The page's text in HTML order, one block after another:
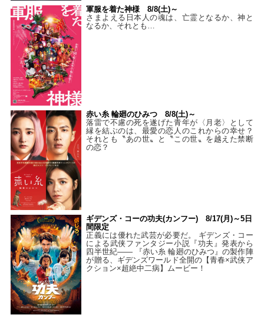
軍服を着た神様 8/8(土)～
さまよえる日本人の魂は、亡霊となるか、神と
なるか、それとも…
赤い糸 輪廻のひみつ 8/8(土)～
落雷で不慮の死を遂げた青年が〈月老〉として
縁を結ぶのは、最愛の恋人のこれからの幸せ？
それとも〝あの世〟と〝この世〟を越えた禁断
の恋？
ギデンズ・コーの功夫(カンフー) 8/17(月)～5日
間限定
正義には優れた武芸が必要だ。 ギデンズ・コー
による武侠ファンタジー小説『功夫』発表から
四半世紀―― 『赤い糸 輪廻のひみつ』の製作陣
が贈る、ギデンズワールド全開の【青春×武侠ア
クション×超絶中二病】ムービー！